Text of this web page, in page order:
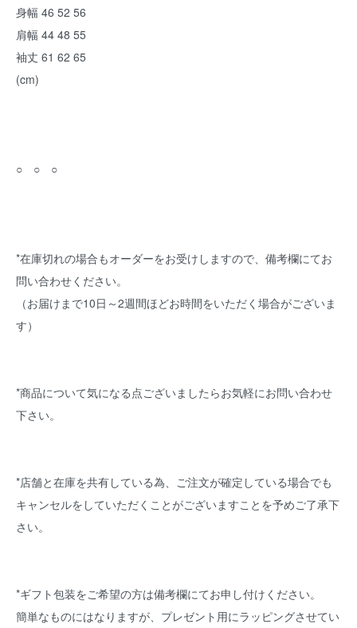
身幅 46 52 56
肩幅 44 48 55
袖丈 61 62 65
(cm)
○ ○ ○
*在庫切れの場合もオーダーをお受けしますので、備考欄にてお
問い合わせください。
（お届けまで10日～2週間ほどお時間をいただく場合がございま
す）
*商品について気になる点ございましたらお気軽にお問い合わせ
下さい。
*店舗と在庫を共有している為、ご注文が確定している場合でも
キャンセルをしていただくことがございますことを予めご了承下
さい。
*ギフト包装をご希望の方は備考欄にてお申し付けください。
簡単なものにはなりますが、プレゼント用にラッピングさせてい